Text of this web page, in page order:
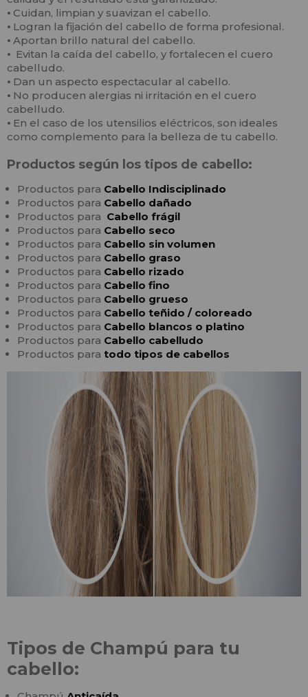
⦁ Cuidan, limpian y suavizan el cabello.
⦁ Logran la fijación del cabello de forma profesional.
⦁ Aportan brillo natural del cabello.
⦁ Evitan la caída del cabello, y fortalecen el cuero
cabelludo.
⦁ Dan un aspecto espectacular al cabello.
⦁ No producen alergias ni irritación en el cuero
cabelludo.
⦁ En el caso de los utensilios eléctricos, son ideales
como complemento para la belleza de tu cabello.
Productos según los tipos de cabello:
Productos para Cabello Indisciplinado
Productos para Cabello dañado
Productos para Cabello frágil
Productos para Cabello seco
Productos para Cabello sin volumen
Productos para Cabello graso
Productos para Cabello rizado
Productos para Cabello fino
Productos para Cabello grueso
Productos para Cabello teñido / coloreado
Productos para Cabello blancos o platino
Productos para Cabello cabelludo
Productos para todo tipos de cabellos
Tipos de Champú para tu
cabello: